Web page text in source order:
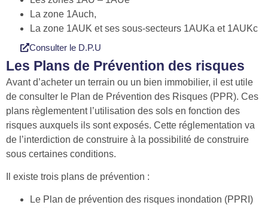
La zone 1Auch,
La zone 1AUK et ses sous-secteurs 1AUKa et 1AUKc
Consulter le D.P.U
Les Plans de Prévention des risques
Avant d’acheter un terrain ou un bien immobilier, il est utile
de consulter le Plan de Prévention des Risques (PPR). Ces
plans règlementent l’utilisation des sols en fonction des
risques auxquels ils sont exposés. Cette réglementation va
de l’interdiction de construire à la possibilité de construire
sous certaines conditions.
Il existe trois plans de prévention :
Le Plan de prévention des risques inondation (PPRI)